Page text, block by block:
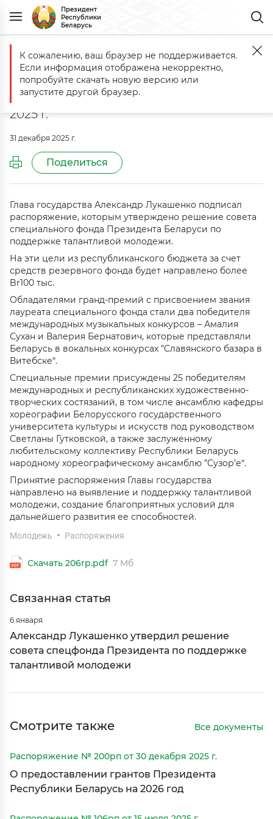
Президент
Республики
Беларусь
Главная Документы О поощрении
О поощрении
Распоряжение № 206рп от 31 декабря
2025 г.
31 декабря 2025 г.
Поделиться
Глава государства Александр Лукашенко подписал
распоряжение, которым утверждено решение совета
специального фонда Президента Беларуси по
поддержке талантливой молодежи.
На эти цели из республиканского бюджета за счет
средств резервного фонда будет направлено более
Br100 тыс.
Обладателями гранд-премий с присвоением звания
лауреата специального фонда стали два победителя
международных музыкальных конкурсов – Амалия
Сухан и Валерия Бернатович, которые представляли
Беларусь в вокальных конкурсах ”Славянского базара в
Витебске“.
Специальные премии присуждены 25 победителям
международных и республиканских художественно-
творческих состязаний, в том числе ансамблю кафедры
хореографии Белорусского государственного
университета культуры и искусств под руководством
Светланы Гутковской, а также заслуженному
любительскому коллективу Республики Беларусь
народному хореографическому ансамблю ”Сузор’е“.
Принятие распоряжения Главы государства
направлено на выявление и поддержку талантливой
молодежи, создание благоприятных условий для
дальнейшего развития ее способностей.
Молодежь Распоряжения
Скачать 206rp.pdf 7 Мб
Связанная статья
6 января
Александр Лукашенко утвердил решение
совета спецфонда Президента по поддержке
талантливой молодежи
Смотрите также Все документы
Распоряжение № 200рп от 30 декабря 2025 г.
О предоставлении грантов Президента
Республики Беларусь на 2026 год
К сожалению, ваш браузер не поддерживается.
Если информация отображена некорректно,
попробуйте скачать новую версию или
запустите другой браузер.